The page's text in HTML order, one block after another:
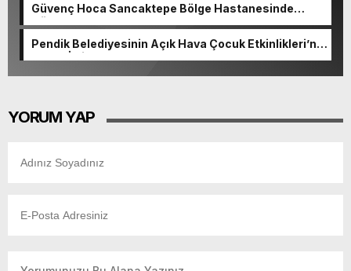
Güvenç Hoca Sancaktepe Bölge Hastanesinde
Göreve Başladı
Pendik Belediyesinin Açık Hava Çocuk Etkinlikleri’ne
Yoğun İlgi
YORUM YAP